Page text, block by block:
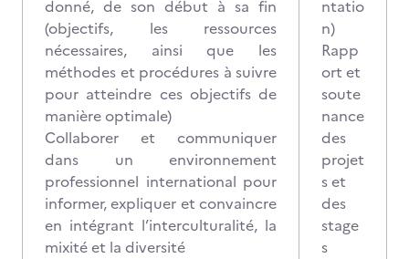
donné, de son début à sa fin
(objectifs, les ressources
nécessaires, ainsi que les
méthodes et procédures à suivre
pour atteindre ces objectifs de
manière optimale)
Collaborer et communiquer
dans un environnement
professionnel international pour
informer, expliquer et convaincre
en intégrant l’interculturalité, la
mixité et la diversité
ntatio
n)
Rapp
ort et
soute
nance
des
projet
s et
des
stage
s